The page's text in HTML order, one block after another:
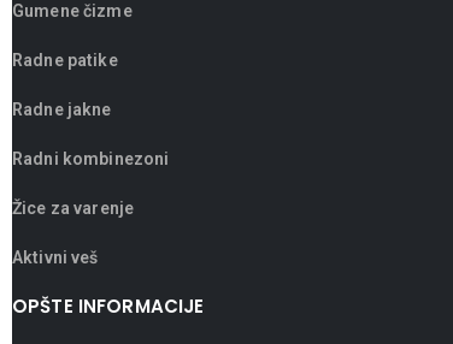
Gumene čizme
Radne patike
Radne jakne
Radni kombinezoni
Žice za varenje
Aktivni veš
OPŠTE INFORMACIJE